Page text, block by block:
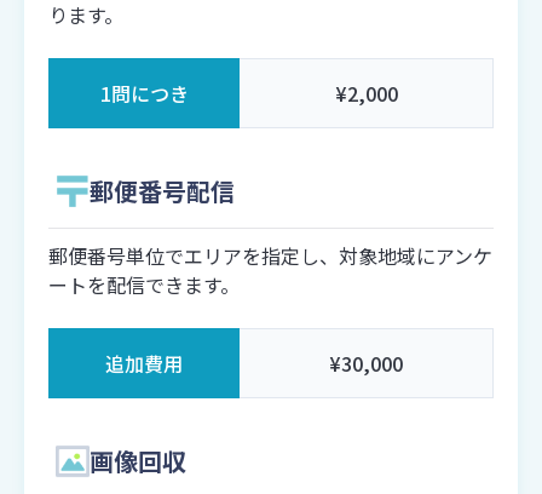
ります。
1問につき ¥2,000
郵便番号配信
郵便番号単位でエリアを指定し、対象地域にアンケ
ートを配信できます。
追加費用 ¥30,000
画像回収